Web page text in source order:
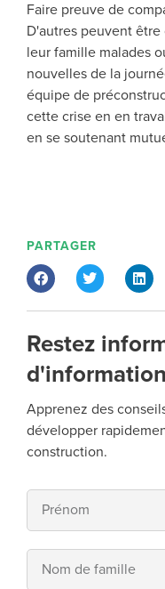
Faire preuve de
D'autres peuvent
leur famille malades
nouvelles de la
équipe de
cette crise en en
en se soutenant
PARTAGER
Restez
Apprenez des
développer
construction.